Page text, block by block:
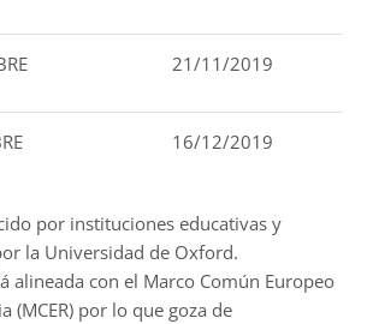
21/11/2019
16/12/2019
por instituciones educativas y
la Universidad de Oxford.
alineada con el Marco Común Europeo
(MCER) por lo que goza de